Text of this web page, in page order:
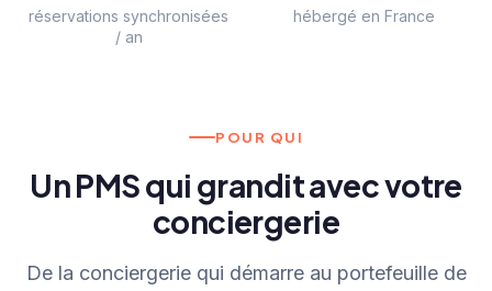
réservations synchronisées
/ an
hébergé en France
POUR QUI
Un PMS qui grandit avec votre
conciergerie
De la conciergerie qui démarre au portefeuille de